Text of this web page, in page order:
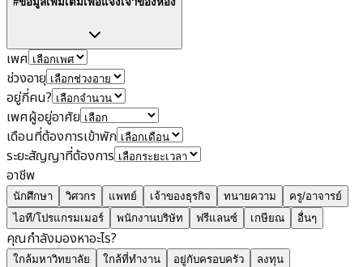
เพศ
ช่วงอายุ
อยู่กี่คน?
เพศผู้อยู่อาศัย
เดือนที่ต้องการเข้าพัก
ระยะสัญญาที่ต้องการ
อาชีพ
นักศึกษา วิศวกร แพทย์ เจ้าของธุรกิจ ทนายความ
ครู/อาจารย์
ไอที/โปรแกรมเมอร์
พนักงานบริษัท ฟรีแลนซ์ เกษียณ อื่นๆ
คุณกำลังมองหาอะไร?
ใกล้มหาวิทยาลัย ใกล้ที่ทำงาน อยู่กับครอบครัว
ลงทุน